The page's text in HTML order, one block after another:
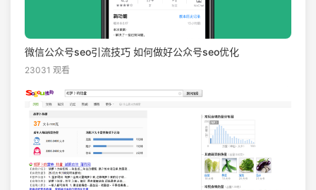
微信公众号seo引流技巧 如何做好公众号seo优化
23031 观看